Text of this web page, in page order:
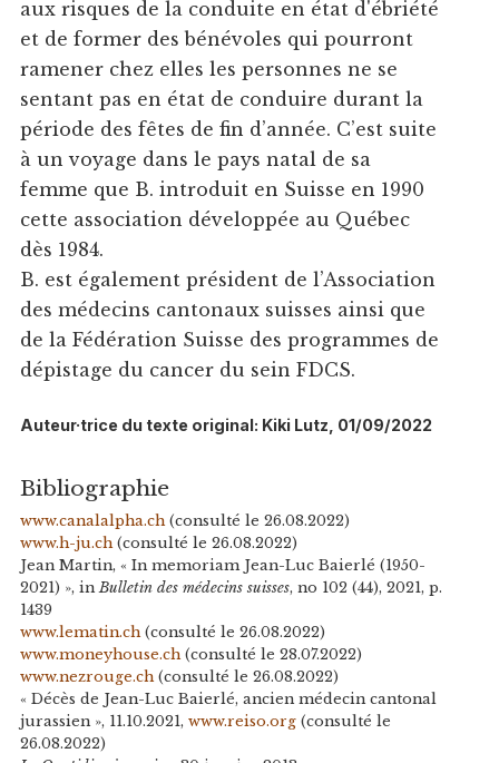
aux risques de la conduite en état d'ébriété
et de former des bénévoles qui pourront
ramener chez elles les personnes ne se
sentant pas en état de conduire durant la
période des fêtes de fin d’année. C’est suite
à un voyage dans le pays natal de sa
femme que B. introduit en Suisse en 1990
cette association développée au Québec
dès 1984.
B. est également président de l’Association
des médecins cantonaux suisses ainsi que
de la Fédération Suisse des programmes de
dépistage du cancer du sein FDCS.
Auteur·trice du texte original: Kiki Lutz, 01/09/2022
Bibliographie
www.canalalpha.ch(consulté le 26.08.2022)
www.h-ju.ch(consulté le 26.08.2022)
Jean Martin, « In memoriam Jean-Luc Baierlé (1950-
2021) », inBulletin des médecins suisses, no 102 (44), 2021, p.
1439
www.lematin.ch(consulté le 26.08.2022)
www.moneyhouse.ch(consulté le 28.07.2022)
www.nezrouge.ch (consulté le 26.08.2022)
« Décès de Jean-Luc Baierlé, ancien médecin cantonal
jurassien », 11.10.2021, www.reiso.org(consulté le
26.08.2022)